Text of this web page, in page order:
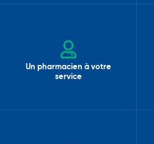
Un pharmacien à votre
service